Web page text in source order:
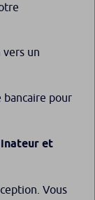
un
pour
et
Vous